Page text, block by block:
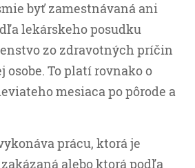
byť zamestnávaná ani
lekárskeho posudku
zo zdravotných príčin
osobe. To platí rovnako o
mesiaca po pôrode a
prácu, ktorá je
alebo ktorá podľa